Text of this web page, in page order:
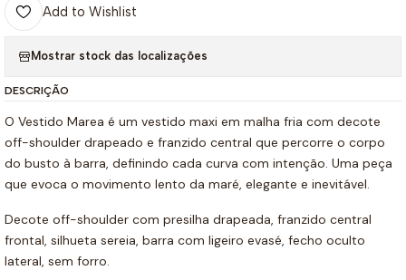
Add to Wishlist
Mostrar stock das localizações
DESCRIÇÃO
O Vestido Marea é um vestido maxi em malha fria com decote
off-shoulder drapeado e franzido central que percorre o corpo
do busto à barra, definindo cada curva com intenção. Uma peça
que evoca o movimento lento da maré, elegante e inevitável.
Decote off-shoulder com presilha drapeada, franzido central
frontal, silhueta sereia, barra com ligeiro evasé, fecho oculto
lateral, sem forro.